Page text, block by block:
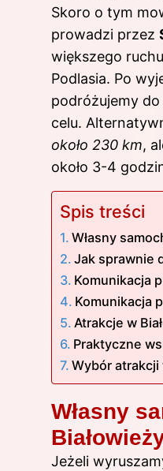
Skoro o tym
prowadzi przez
większego
Podlasia. Po
podróżujemy
celu.
około 230 km,
około 3-4
Spis treści
Własny
Jak sprawnie
Komunikacja
Komunikacja
Atrakcje w
Praktyczne
Wybór atrakcji
Własny
Jeżeli